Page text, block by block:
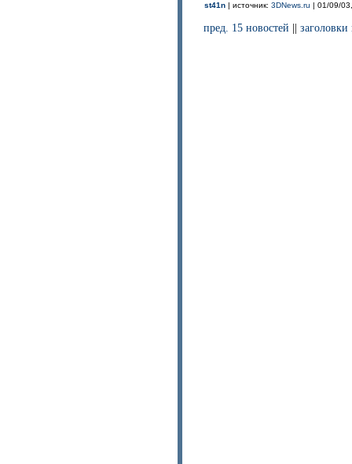
st41n| источник: 3DNews.ru | 01/09/
пред. 15 новостей ||заголовки